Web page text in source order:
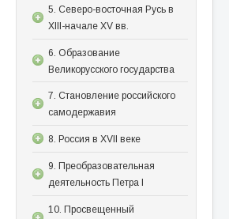
5. Северо-восточная Русь в
XIII-начале XV вв.
6. Образование
Великорусского государства
7. Становление российского
самодержавия
8. Россия в XVII веке
9. Преобразовательная
деятельность Петра I
10. Просвещенный